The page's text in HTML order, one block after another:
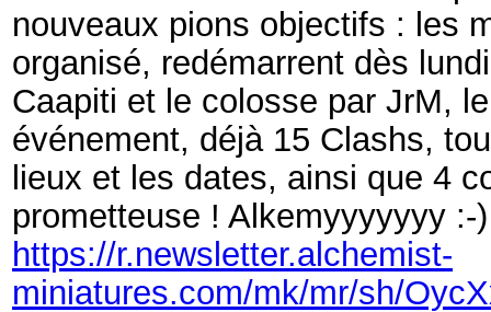
nouveaux pions objectifs : les
organisé, redémarrent dès
Caapiti et le colosse par JrM,
événement, déjà 15 Clashs,
lieux et les dates, ainsi que 4
prometteuse ! Alkemyyyyyyy :-)
https://r.newsletter.alchemist-
miniatures.com/mk/mr/sh/